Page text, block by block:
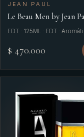
JEAN PAUL
Le Beau Men by Jean
EDT · 125ML · EDT ·
$ 470.000